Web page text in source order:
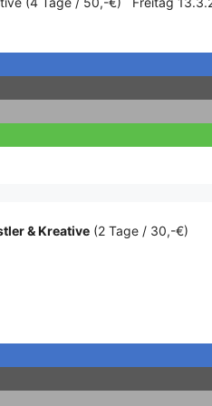
& Kreative (2 Tage / 30,-€)